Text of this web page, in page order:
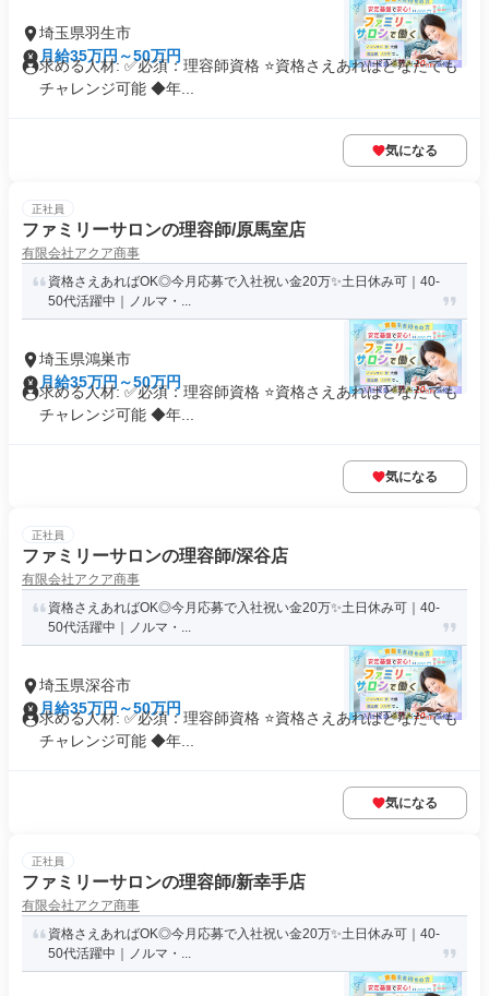
埼玉県羽生市
月給35万円～50万円
求める人材: ✅必須：理容師資格 ⭐️資格さえあればどなたでも
チャレンジ可能 ◆年...
気になる
正社員
ファミリーサロンの理容師/原馬室店
有限会社アクア商事
資格さえあればOK◎今月応募で入社祝い金20万✨️土日休み可｜40-
50代活躍中｜ノルマ・...
埼玉県鴻巣市
月給35万円～50万円
求める人材: ✅必須：理容師資格 ⭐️資格さえあればどなたでも
チャレンジ可能 ◆年...
気になる
正社員
ファミリーサロンの理容師/深谷店
有限会社アクア商事
資格さえあればOK◎今月応募で入社祝い金20万✨️土日休み可｜40-
50代活躍中｜ノルマ・...
埼玉県深谷市
月給35万円～50万円
求める人材: ✅必須：理容師資格 ⭐️資格さえあればどなたでも
チャレンジ可能 ◆年...
気になる
正社員
ファミリーサロンの理容師/新幸手店
有限会社アクア商事
資格さえあればOK◎今月応募で入社祝い金20万✨️土日休み可｜40-
50代活躍中｜ノルマ・...